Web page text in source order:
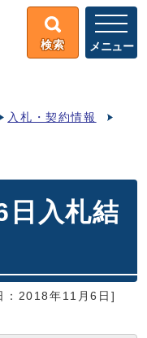
検索 メニュー
入札・契約情報
日入札結
：2018年11月6日]